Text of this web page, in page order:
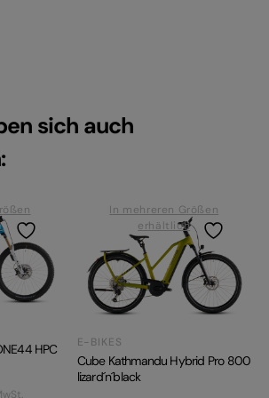
sich auch
HPC
In mehreren Größen
erhältlich
E-BIKES
Cube Kathmandu Hybrid Pro 800
lizard´n´black